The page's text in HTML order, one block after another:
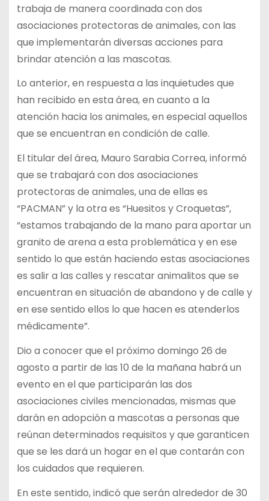
trabaja de manera coordinada con dos
asociaciones protectoras de animales, con las
que implementarán diversas acciones para
brindar atención a las mascotas.
Lo anterior, en respuesta a las inquietudes que
han recibido en esta área, en cuanto a la
atención hacia los animales, en especial aquellos
que se encuentran en condición de calle.
El titular del área, Mauro Sarabia Correa, informó
que se trabajará con dos asociaciones
protectoras de animales, una de ellas es
“PACMAN” y la otra es “Huesitos y Croquetas”,
“estamos trabajando de la mano para aportar un
granito de arena a esta problemática y en ese
sentido lo que están haciendo estas asociaciones
es salir a las calles y rescatar animalitos que se
encuentran en situación de abandono y de calle y
en ese sentido ellos lo que hacen es atenderlos
médicamente”.
Dio a conocer que el próximo domingo 26 de
agosto a partir de las 10 de la mañana habrá un
evento en el que participarán las dos
asociaciones civiles mencionadas, mismas que
darán en adopción a mascotas a personas que
reúnan determinados requisitos y que garanticen
que se les dará un hogar en el que contarán con
los cuidados que requieren.
En este sentido, indicó que serán alrededor de 30